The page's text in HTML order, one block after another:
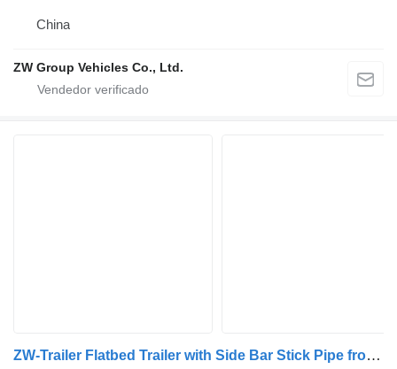
China
ZW Group Vehicles Co., Ltd.
ZW-Trailer Flatbed Trailer with Side Bar Stick Pipe fro Saudi Arabia